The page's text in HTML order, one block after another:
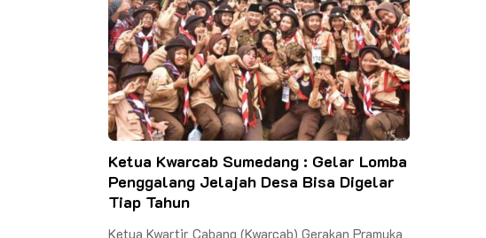
Ketua Kwarcab Sumedang : Gelar Lomba
Penggalang Jelajah Desa Bisa Digelar
Tiap Tahun
Ketua Kwartir Cabang (Kwarcab) Gerakan Pramuka